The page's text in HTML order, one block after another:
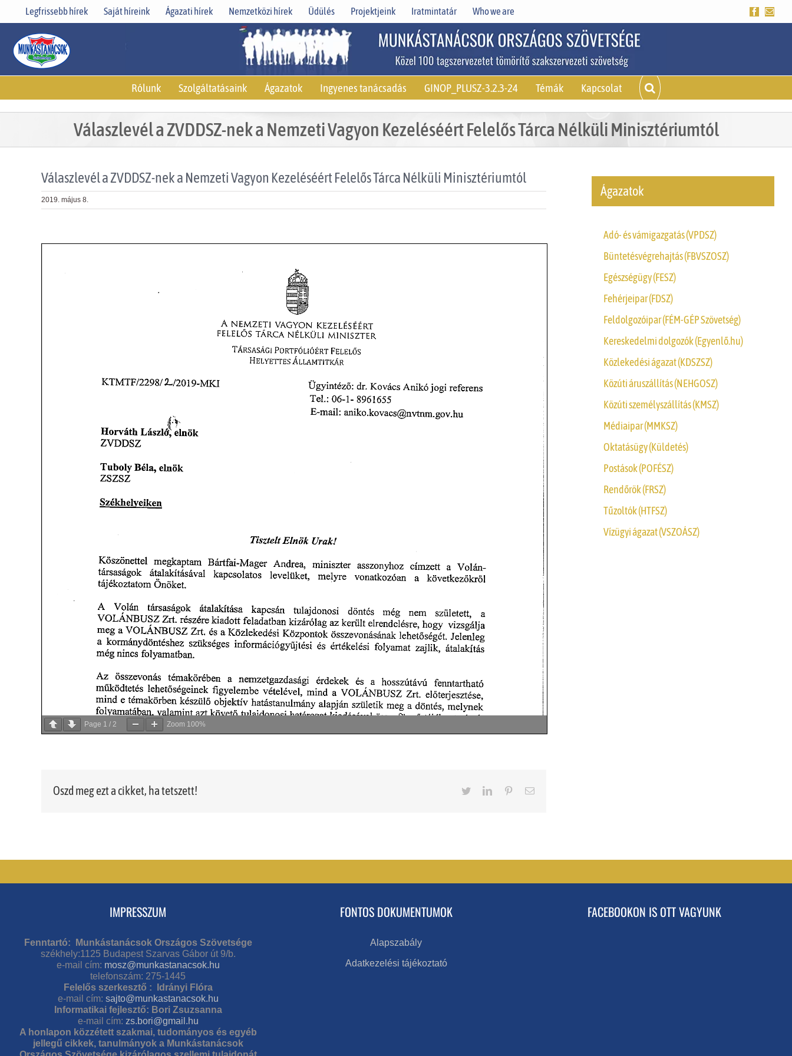
Legfrissebb hírek Saját híreink Ágazati hírek Nemzetközi hírek Üdülés Projektjeink Iratmintatár Who we are Facebook
Rólunk Szolgáltatásaink Ágazatok Ingyenes tanácsadás GINOP_PLUSZ-3.2.3-24 Témák Kapcsolat
Válaszlevél a ZVDDSZ-nek a Nemzeti Vagyon Kezeléséért Felelős Tárca Nélküli Minisztériumtól
Válaszlevél a ZVDDSZ-nek a Nemzeti Vagyon Kezeléséért Felelős Tárca Nélküli Minisztériumtól
2019. május 8.
Larger
Page 1 / 2 Zoom 100%
Oszd meg ezt a cikket, ha tetszett! TwitterLinkedInPinterestEmail
Ágazatok
Adó- és vámigazgatás (VPDSZ)
Büntetésvégrehajtás (FBVSZOSZ)
Egészségügy (FESZ)
Fehérjeipar (FDSZ)
Feldolgozóipar (FÉM-GÉP Szövetség)
Kereskedelmi dolgozók (Egyenlő.hu)
Közlekedési ágazat (KDSZSZ)
Közúti áruszállítás (NEHGOSZ)
Közúti személyszállítás (KMSZ)
Médiaipar (MMKSZ)
Oktatásügy (Küldetés)
Postások (POFÉSZ)
Rendőrök (FRSZ)
Tűzoltók (HTFSZ)
Vízügyi ágazat (VSZOÁSZ)
IMPRESSZUM
Fenntartó: Munkástanácsok Országos Szövetsége
székhely:1125 Budapest Szarvas Gábor út 9/b.
e-mail cím: mosz@munkastanacsok.hu
telefonszám: 275-1445
Felelős szerkesztő : Idrányi Flóra
e-mail cím: sajto@munkastanacsok.hu
Informatikai fejlesztő: Bori Zsuzsanna
e-mail cím: zs.bori@gmail.hu
A honlapon közzétett szakmai, tudományos és egyéb
jellegű cikkek, tanulmányok a Munkástanácsok
FONTOS DOKUMENTUMOK
Alapszabály
Adatkezelési tájékoztató
FACEBOOKON IS OTT VAGYUNK